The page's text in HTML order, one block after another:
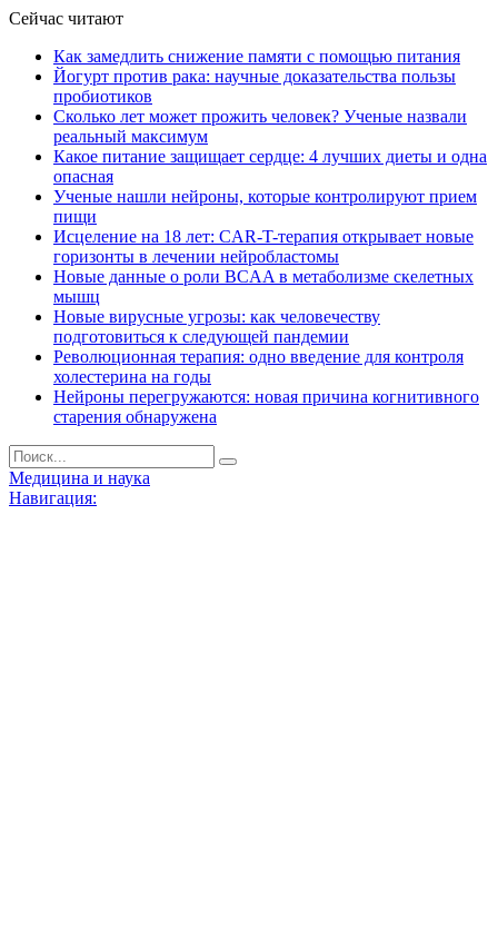
Сейчас читают
Как замедлить снижение памяти с помощью питания
Йогурт против рака: научные доказательства пользы
пробиотиков
Сколько лет может прожить человек? Ученые назвали
реальный максимум
Какое питание защищает сердце: 4 лучших диеты и одна
опасная
Ученые нашли нейроны, которые контролируют прием
пищи
Исцеление на 18 лет: CAR-T-терапия открывает новые
горизонты в лечении нейробластомы
Новые данные о роли BCAA в метаболизме скелетных
мышц
Новые вирусные угрозы: как человечеству
подготовиться к следующей пандемии
Революционная терапия: одно введение для контроля
холестерина на годы
Нейроны перегружаются: новая причина когнитивного
старения обнаружена
Медицина и наука
Навигация: